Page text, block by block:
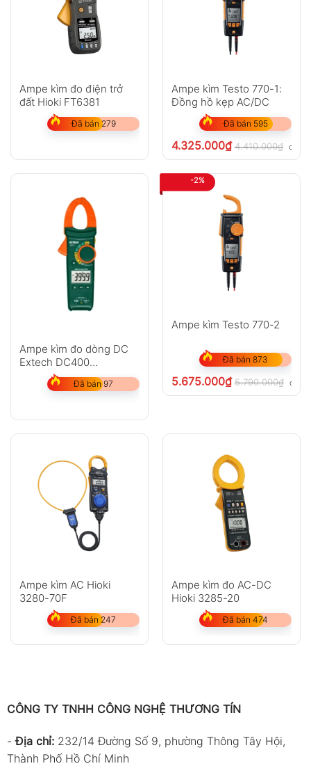
Ampe kìm đo điện trở
đất Hioki FT6381
Đã bán 279
Ampe kìm Testo 770-1:
Đồng hồ kẹp AC/DC
Đã bán 595
4.325.000₫ 4.410.000₫ chưa
Ampe kìm đo dòng DC
Extech DC400
(40/400A)
Đã bán 97
-2%
Ampe kìm Testo 770-2
Đã bán 873
5.675.000₫ 5.790.000₫ chưa
Ampe kìm AC Hioki
3280-70F
Đã bán 247
Ampe kìm đo AC-DC
Hioki 3285-20
Đã bán 474
CÔNG TY TNHH CÔNG NGHỆ THƯƠNG TÍN
-Địa chỉ: 232/14 Đường Số 9, phường Thông Tây Hội,
Thành Phố Hồ Chí Minh